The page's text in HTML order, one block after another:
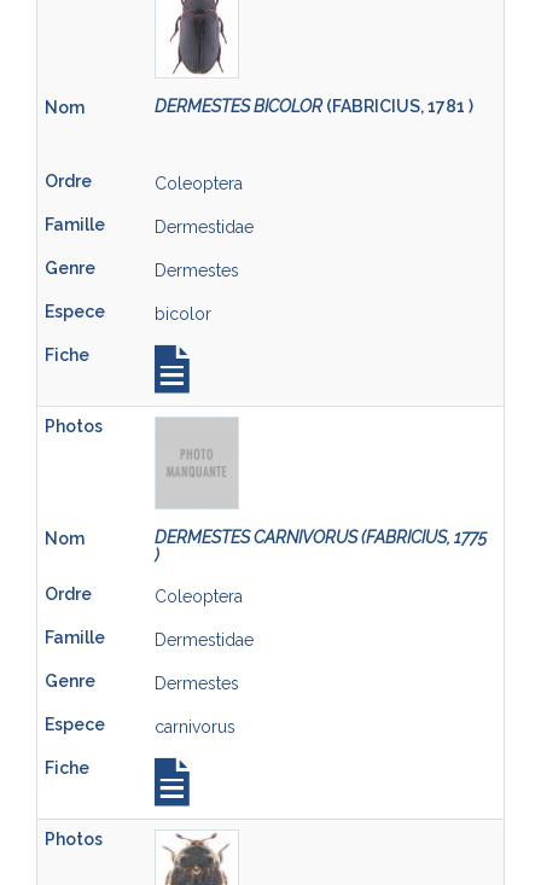
DERMESTES BICOLOR(FABRICIUS, 1781 )
Coleoptera
Dermestidae
Dermestes
bicolor
DERMESTES CARNIVORUS (FABRICIUS, 1775
)
Coleoptera
Dermestidae
Dermestes
carnivorus